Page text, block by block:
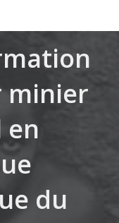
minier
du